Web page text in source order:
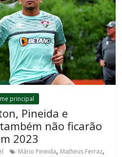
principal
Pineida e
não ficarão
2023
Mário Pineida, Matheus Ferraz,